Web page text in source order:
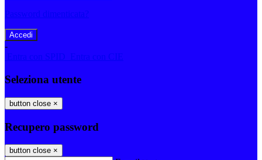
Password dimenticata?
-
Entra con SPID
Entra con CIE
Seleziona utente
button close ×
Recupero password
button close ×